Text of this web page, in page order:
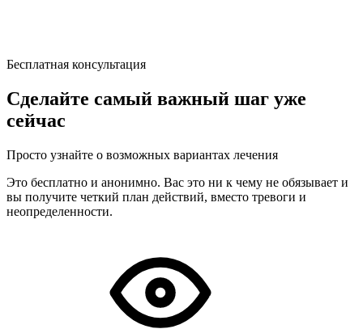
Бесплатная консультация
Сделайте самый важный шаг уже
сейчас
Просто узнайте о возможных вариантах лечения
Это бесплатно и анонимно. Вас это ни к чему не обязывает и
вы получите четкий план действий, вместо тревоги и
неопределенности.